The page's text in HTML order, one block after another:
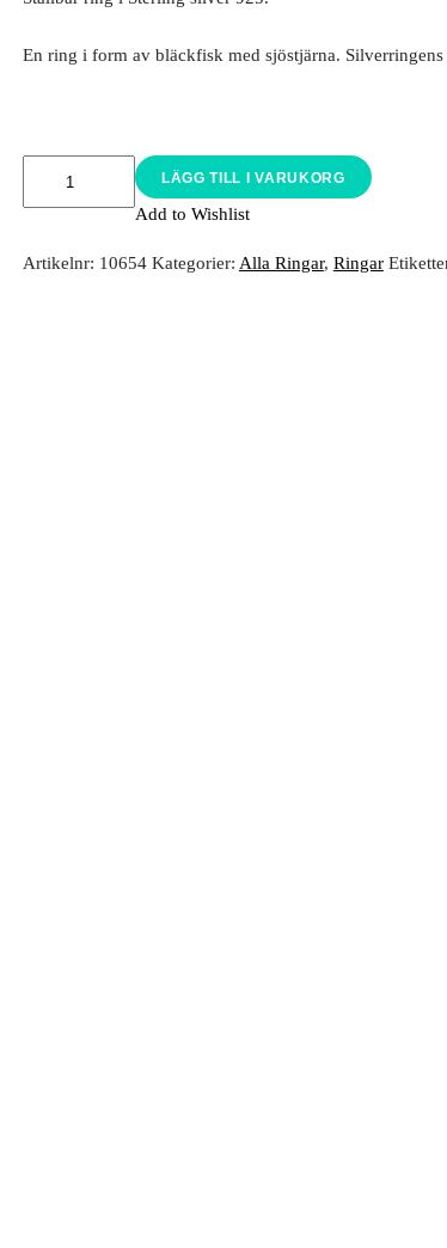
En ring i form av bläckfisk med sjöstjärna.
LÄGG TILL I VARUKORG
Add to Wishlist
Artikelnr: 10654 Kategorier: Alla Ringar, Ringar